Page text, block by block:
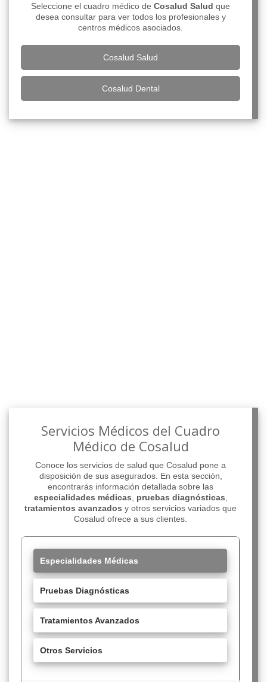
Seleccione el cuadro médico de Cosalud Salud que
desea consultar para ver todos los profesionales y
centros médicos asociados.
Cosalud Salud
Cosalud Dental
Servicios Médicos del Cuadro
Médico de Cosalud
Conoce los servicios de salud que Cosalud pone a
disposición de sus asegurados. En esta sección,
encontrarás información detallada sobre las
especialidades médicas
pruebas diagnósticas
tratamientos avanzados y otros servicios variados que
Cosalud ofrece a sus clientes.
Especialidades Médicas
Pruebas Diagnósticas
Tratamientos Avanzados
Otros Servicios